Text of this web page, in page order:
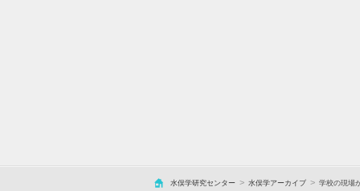
水俣学研究センター 水俣学アーカイブ 学校の現場